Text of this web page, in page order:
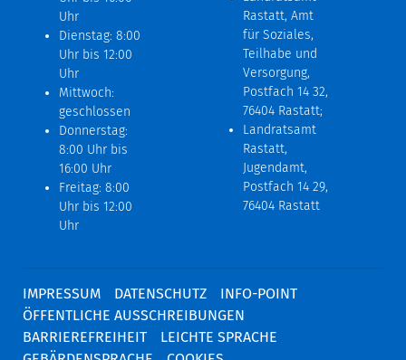
Uhr
Dienstag: 8:00
Uhr bis 12:00
Uhr
Mittwoch:
geschlossen
Donnerstag:
8:00 Uhr bis
16:00 Uhr
Freitag: 8:00
Uhr bis 12:00
Uhr
Rastatt, Amt
für Soziales,
Teilhabe und
Versorgung,
Postfach 14 32,
76404 Rastatt;
Landratsamt
Rastatt,
Jugendamt,
Postfach 14 29,
76404 Rastatt
IMPRESSUM DATENSCHUTZ
INFO-POINT
ÖFFENTLICHE AUSSCHREIBUNGEN
BARRIEREFREIHEIT
LEICHTE SPRACHE